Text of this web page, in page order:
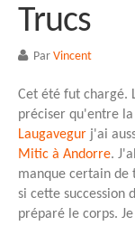
Trucs
Par Vincent
Cet été fut chargé.
préciser qu'entre la
Laugavegur j'ai
Mitic à Andorre.
manque certain de
si cette succession
préparé le corps.